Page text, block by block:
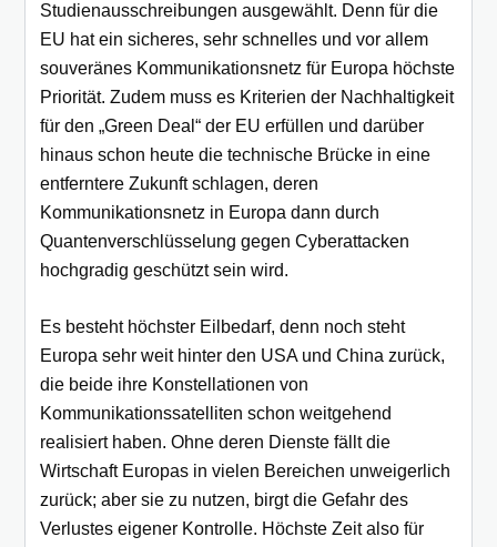
Studienausschreibungen ausgewählt. Denn für die
EU hat ein sicheres, sehr schnelles und vor allem
souveränes Kommunikationsnetz für Europa höchste
Priorität. Zudem muss es Kriterien der Nachhaltigkeit
für den „Green Deal“ der EU erfüllen und darüber
hinaus schon heute die technische Brücke in eine
entferntere Zukunft schlagen, deren
Kommunikationsnetz in Europa dann durch
Quantenverschlüsselung gegen Cyberattacken
hochgradig geschützt sein wird.
Es besteht höchster Eilbedarf, denn noch steht
Europa sehr weit hinter den USA und China zurück,
die beide ihre Konstellationen von
Kommunikationssatelliten schon weitgehend
realisiert haben. Ohne deren Dienste fällt die
Wirtschaft Europas in vielen Bereichen unweigerlich
zurück; aber sie zu nutzen, birgt die Gefahr des
Verlustes eigener Kontrolle. Höchste Zeit also für